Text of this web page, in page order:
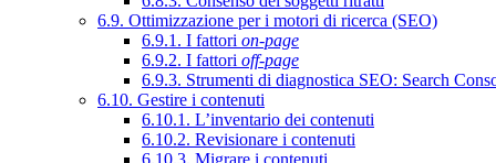
6.9. Ottimizzazione per i motori di ricerca (SEO)
6.9.1. I fattori on-page
6.9.2. I fattori off-page
6.9.3. Strumenti di diagnostica SEO: Search
6.10. Gestire i contenuti
6.10.1. L’inventario dei contenuti
6.10.2. Revisionare i contenuti
6.10.3. Migrare i contenuti